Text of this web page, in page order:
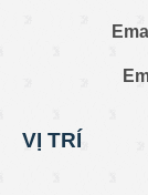
VỊ TRÍ